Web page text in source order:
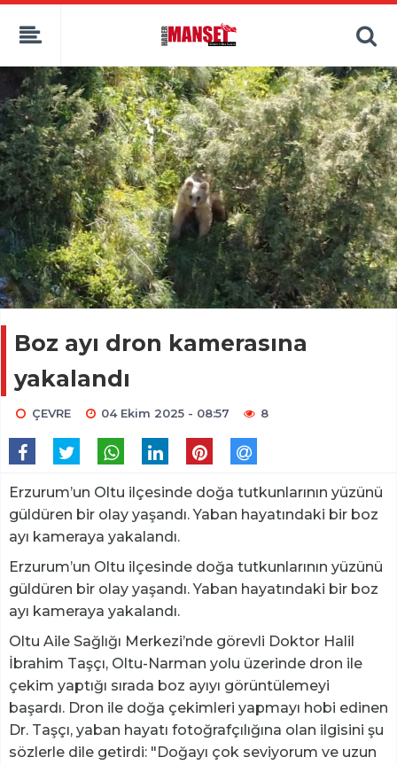
Boz ayı dron kamerasına
yakalandı
ÇEVRE 04 Ekim 2025 - 08:57 8
Erzurum’un Oltu ilçesinde doğa tutkunlarının yüzünü
güldüren bir olay yaşandı. Yaban hayatındaki bir boz
ayı kameraya yakalandı.
Erzurum’un Oltu ilçesinde doğa tutkunlarının yüzünü
güldüren bir olay yaşandı. Yaban hayatındaki bir boz
ayı kameraya yakalandı.
Oltu Aile Sağlığı Merkezi’nde görevli Doktor Halil
İbrahim Taşçı, Oltu-Narman yolu üzerinde dron ile
çekim yaptığı sırada boz ayıyı görüntülemeyi
başardı. Dron ile doğa çekimleri yapmayı hobi edinen
Dr. Taşçı, yaban hayatı fotoğrafçılığına olan ilgisini şu
sözlerle dile getirdi: "Doğayı çok seviyorum ve uzun